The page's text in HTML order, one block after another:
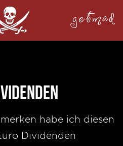
getmad
habe ich diesen
Dividenden